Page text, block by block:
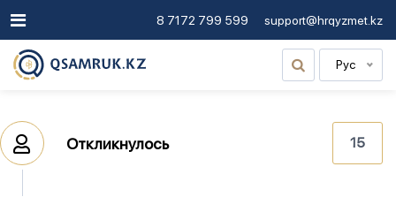
8 7172 799 599 support@hrqyzmet.kz
Рус
Откликнулось 15